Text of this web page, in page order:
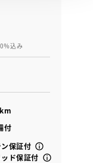
％込み
付
保証付
ド保証付